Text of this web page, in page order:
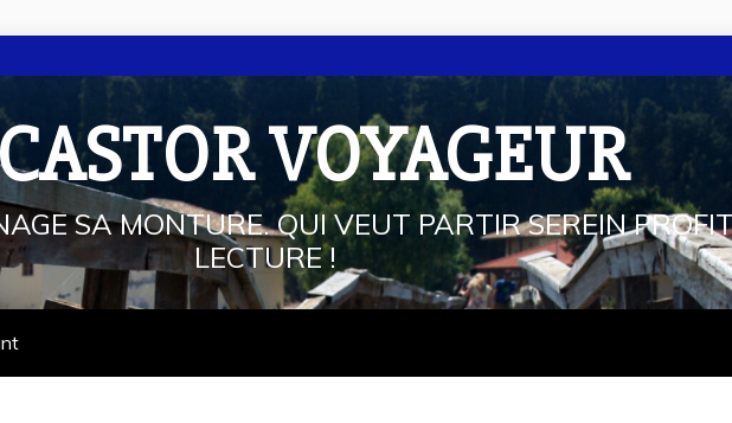
VOYAGEUR
SA MONTURE. QUI VEUT PARTIR SEREIN
LECTURE !